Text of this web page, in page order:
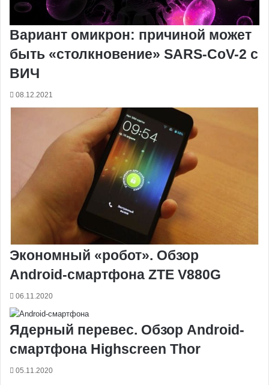
Вариант омикрон: причиной может
быть «столкновение» SARS-CoV-2 с
ВИЧ
08.12.2021
Экономный «робот». Обзор
Android-смартфона ZTE V880G
06.11.2020
Ядерный перевес. Обзор Android-
смартфона Highscreen Thor
05.11.2020